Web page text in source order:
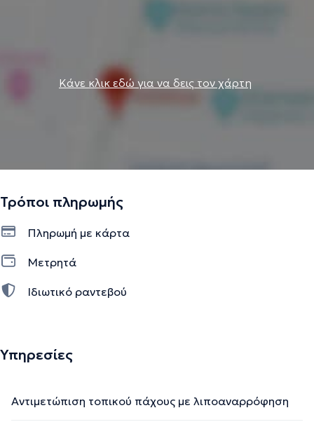
Κάνε κλικ εδώ για να δεις τον χάρτη
Τρόποι πληρωμής
Πληρωμή με κάρτα
Μετρητά
Ιδιωτικό ραντεβού
Υπηρεσίες
Αντιμετώπιση τοπικού πάχους με λιποαναρρόφηση